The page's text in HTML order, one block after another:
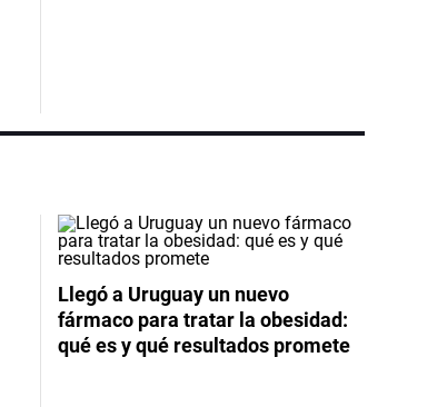
Llegó a Uruguay un nuevo
fármaco para tratar la obesidad:
qué es y qué resultados promete